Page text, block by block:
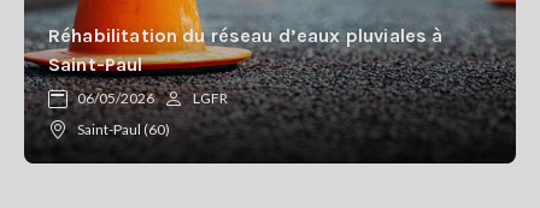
Réhabilitation du réseau d’eaux pluviales à
Saint-Paul
06/05/2026
LGFR
Saint-Paul (60)